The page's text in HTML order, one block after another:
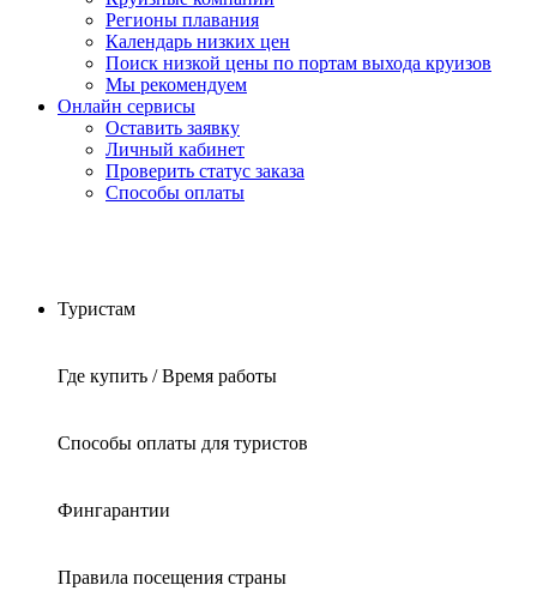
Регионы плавания
Календарь низких цен
Поиск низкой цены по портам выхода круизов
Мы рекомендуем
Онлайн сервисы
Оставить заявку
Личный кабинет
Проверить статус заказа
Способы оплаты
Туристам
Где купить / Время работы
Способы оплаты для туристов
Фингарантии
Правила посещения страны